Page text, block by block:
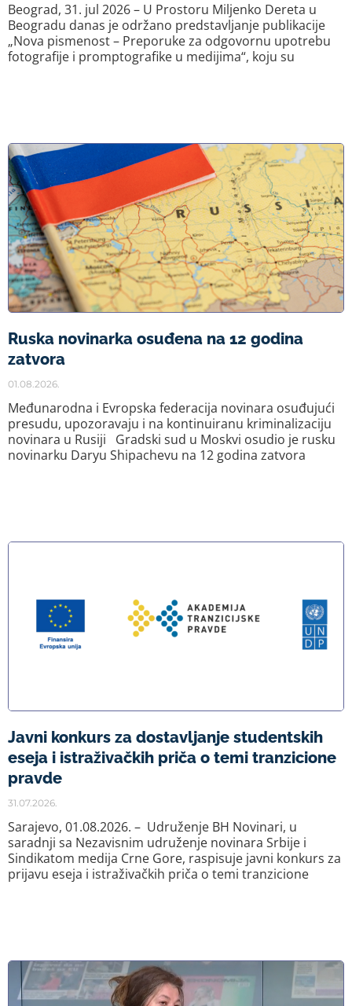
Beograd, 31. jul 2026 – U Prostoru Miljenko Dereta u
Beogradu danas je održano predstavljanje publikacije
„Nova pismenost – Preporuke za odgovornu upotrebu
fotografije i promptografike u medijima“, koju su
Ruska novinarka osuđena na 12 godina
zatvora
01.08.2026.
Međunarodna i Evropska federacija novinara osuđujući
presudu, upozoravaju i na kontinuiranu kriminalizaciju
novinara u Rusiji Gradski sud u Moskvi osudio je rusku
novinarku Daryu Shipachevu na 12 godina zatvora
Javni konkurs za dostavljanje studentskih
eseja i istraživačkih priča o temi tranzicione
pravde
31.07.2026.
Sarajevo, 01.08.2026. – Udruženje BH Novinari, u
saradnji sa Nezavisnim udruženje novinara Srbije i
Sindikatom medija Crne Gore, raspisuje javni konkurs za
prijavu eseja i istraživačkih priča o temi tranzicione